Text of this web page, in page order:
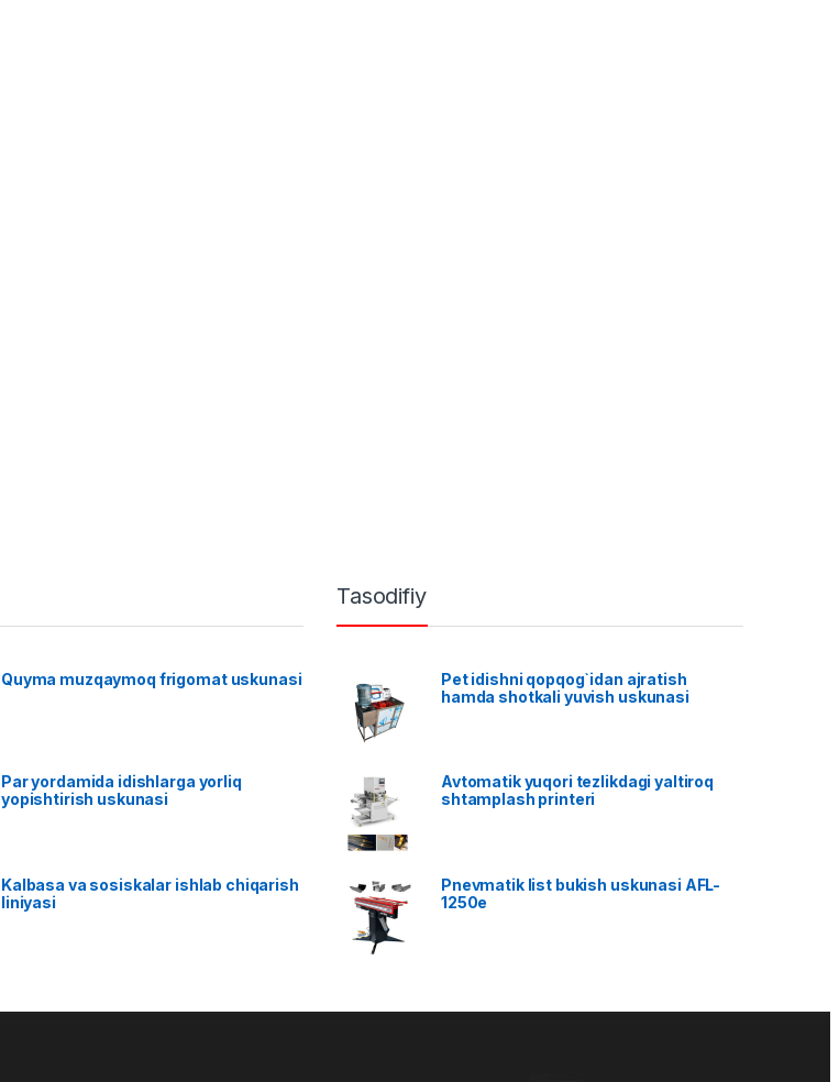
Quyma muzqaymoq frigomat uskunasi
Par yordamida idishlarga yorliq
yopishtirish uskunasi
Kalbasa va sosiskalar ishlab chiqarish
liniyasi
Tasodifiy
Pet idishni qopqog`idan ajratish
hamda shotkali yuvish uskunasi
Avtomatik yuqori tezlikdagi yaltiroq
shtamplash printeri
Pnevmatik list bukish uskunasi AFL-
1250e